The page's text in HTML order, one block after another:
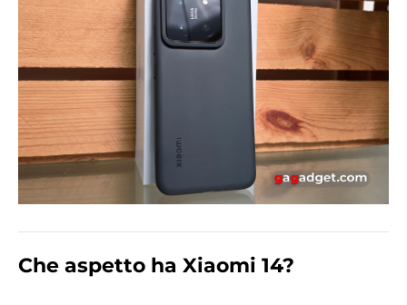
Che aspetto ha Xiaomi 14?